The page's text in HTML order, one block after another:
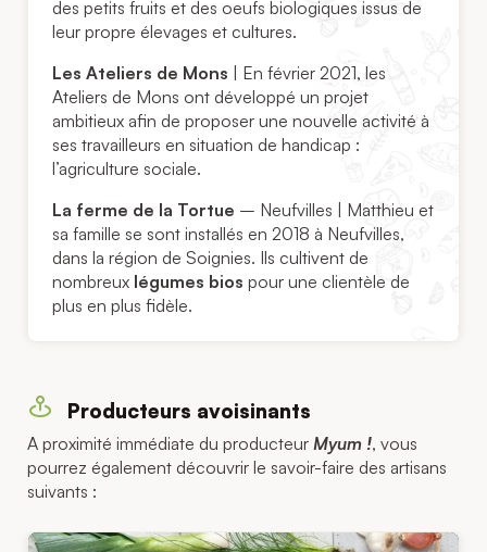
des petits fruits et des oeufs biologiques issus de
leur propre élevages et cultures.
Les Ateliers de Mons | En février 2021, les
Ateliers de Mons ont développé un projet
ambitieux afin de proposer une nouvelle activité à
ses travailleurs en situation de handicap :
l’agriculture sociale.
La ferme de la Tortue – Neufvilles | Matthieu et
sa famille se sont installés en 2018 à Neufvilles,
dans la région de Soignies. Ils cultivent de
nombreux légumes bios pour une clientèle de
plus en plus fidèle.
Producteurs avoisinants
A proximité immédiate du producteur Myum !, vous
pourrez également découvrir le savoir-faire des artisans
suivants :